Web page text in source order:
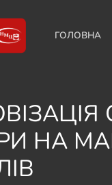
ГОЛОВНА
НА